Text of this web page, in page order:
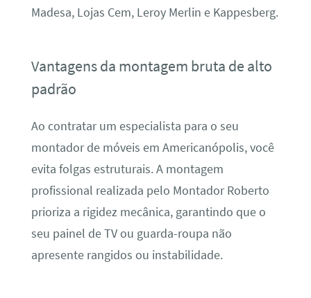
Madesa, Lojas Cem, Leroy Merlin e Kappesberg.
Vantagens da montagem bruta de alto
padrão
Ao contratar um especialista para o seu
montador de móveis em Americanópolis, você
evita folgas estruturais. A montagem
profissional realizada pelo Montador Roberto
prioriza a rigidez mecânica, garantindo que o
seu painel de TV ou guarda-roupa não
apresente rangidos ou instabilidade.